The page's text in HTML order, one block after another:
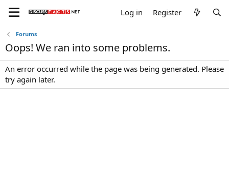
Log in Register
Forums
Oops! We ran into some problems.
An error occurred while the page was being generated. Please
try again later.